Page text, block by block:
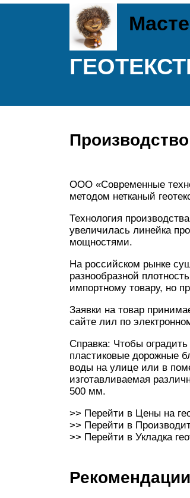
ООО «Современные
методом нетканый
Технология
увеличилась линейка
мощностями.
На российском рынке
разнообразной
импортному товару, но
Заявки на товар
сайте лил по
Справка: Чтобы
пластиковые дорожные
воды на улице или в
изготавливаемая
500 мм.
>> Перейти в Цены на
>> Перейти в
>> Перейти в Укладка